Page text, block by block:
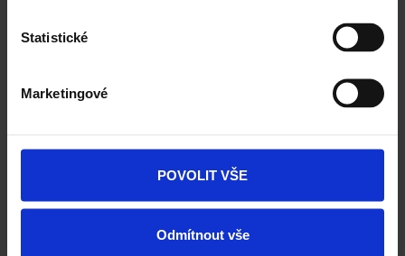
Statistické
Marketingové
POVOLIT VŠE
Odmítnout vše